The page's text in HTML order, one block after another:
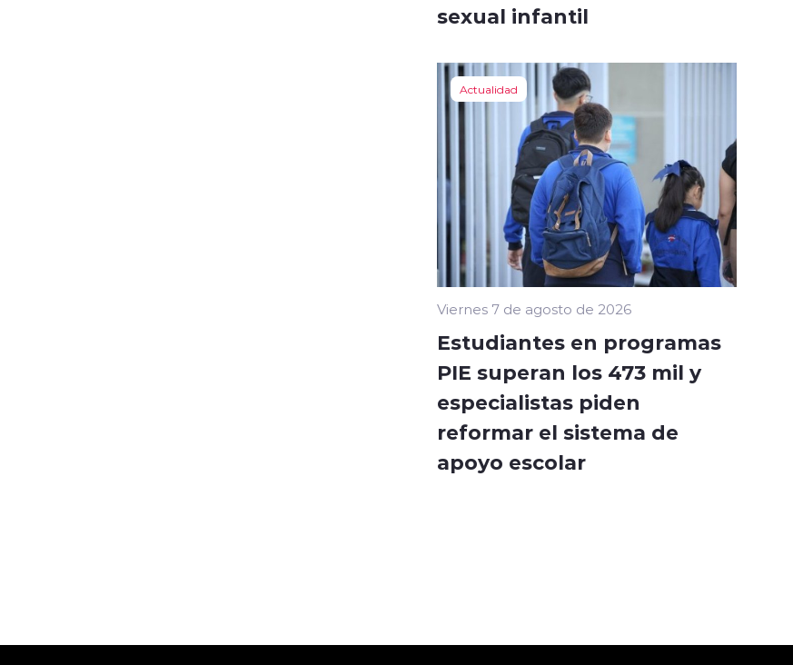
sexual infantil
Actualidad
Viernes 7 de agosto de 2026
Estudiantes en programas
PIE superan los 473 mil y
especialistas piden
reformar el sistema de
apoyo escolar